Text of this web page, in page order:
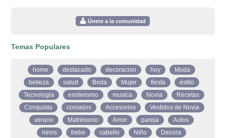
Únete a la comunidad
Temas Populares
home destacado decoracion hoy
Moda
belleza
salud Boda Mujer fiesta
estilo
Tecnologia
esoterismo musica Novia
Recetas
Conquista
consejos Accesorios
Vestidos de Novia
verano
Matrimonio Amor pareja
Autos
ninos
bebe cabello Niño Decora